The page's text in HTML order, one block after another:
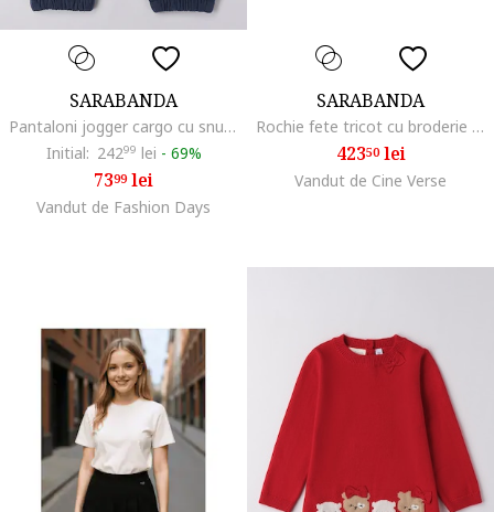
SARABANDA
Pantaloni jogger cargo cu snur, Bleumarin
Initial: 24299 lei - 69%
7399lei
Vandut de Fashion Days
SARABANDA
Rochie fete tricot cu broderie model stele, Bej
42350lei
Vandut de Cine Verse